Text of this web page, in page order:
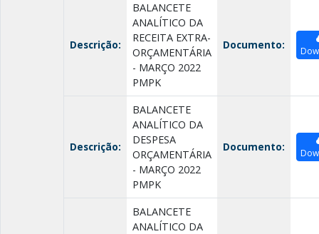
Descrição:
BALANCETE
ANALÍTICO DA
RECEITA EXTRA-
ORÇAMENTÁRIA
- MARÇO 2022
PMPK
Documento:
Descrição:
BALANCETE
ANALÍTICO DA
DESPESA
ORÇAMENTÁRIA
- MARÇO 2022
PMPK
Documento:
BALANCETE
ANALÍTICO DA